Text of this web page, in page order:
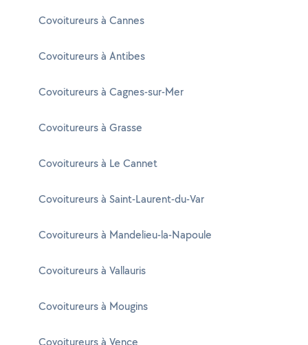
Covoitureurs à Cannes
Covoitureurs à Antibes
Covoitureurs à Cagnes-sur-Mer
Covoitureurs à Grasse
Covoitureurs à Le Cannet
Covoitureurs à Saint-Laurent-du-Var
Covoitureurs à Mandelieu-la-Napoule
Covoitureurs à Vallauris
Covoitureurs à Mougins
Covoitureurs à Vence